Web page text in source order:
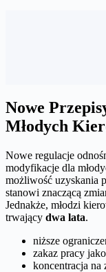
Nowe
Młodych
Nowe regulacje
modyfikacje dla
możliwość uzyskania
stanowi znaczącą
Jednakże, młodzi
trwający dwa lata.
niższe
zakaz pracy
koncentracja